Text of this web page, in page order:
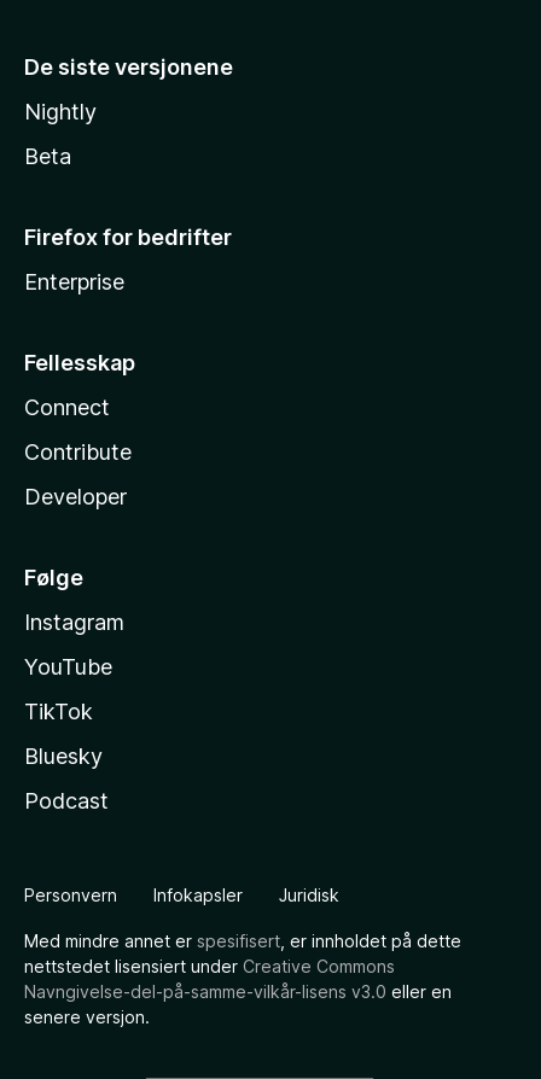
De siste versjonene
Nightly
Beta
Firefox for bedrifter
Enterprise
Fellesskap
Connect
Contribute
Developer
Følge
Instagram
YouTube
TikTok
Bluesky
Podcast
Personvern Infokapsler Juridisk
Med mindre annet er spesifisert , er innholdet på dette
nettstedet lisensiert under Creative Commons
Navngivelse-del-på-samme-vilkår-lisens v3.0 eller en
senere versjon.